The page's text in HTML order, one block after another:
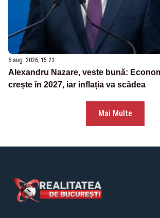
6 aug. 2026, 15:23
Alexandru Nazare, veste bună:
crește în 2027, iar inflația va scădea
Mai Multe